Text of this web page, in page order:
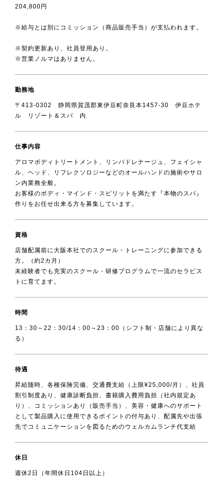
204,800円
※給与とは別にコミッション（商品販売手当）が支払われます。
※契約更新あり、社員登用あり。
※営業ノルマはありません。
勤務地
〒413-0302 静岡県賀茂郡東伊豆町奈良本1457-30 伊豆ホテ
ル リゾート＆スパ 内
仕事内容
アロマボディトリートメント、リンパドレナージュ、フェイシャ
ル、ヘッド、リフレクソロジーなどのオールハンドの施術やサロ
ン内業務全般。
お客様のボディ・マインド・スピリットを満たす『本物のスパ』
作りをお任せ出来る方を募集しています。
資格
店舗配属前に大阪本社でのスクール・トレーニングに参加できる
方。（約2カ月）
未経験者でも充実のスクール・研修プログラムで一流のセラピス
トに育てます。
時間
13：30～22：30/14：00～23：00（シフト制・店舗により異な
る）
待遇
昇給随時、各種保険完備、交通費支給（上限¥25,000/月）、社員
割引制度あり、健康診断負担、書籍購入費用負担（社内規定あ
り）、コミッションあり（販売手当）、美容・健康へのサポート
として製品購入に使用できるポイントの付与あり、配属先や出張
先でコミュニケーションを図るためのウェルカムランチ代支給
休日
週休2日（年間休日104日以上）